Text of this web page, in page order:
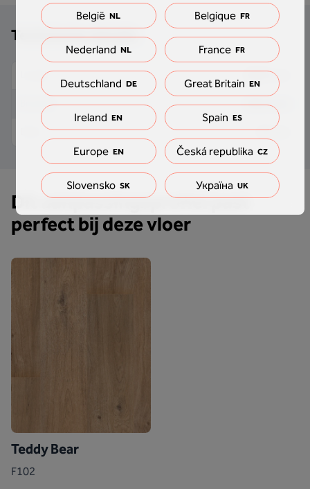
Technische details
Lengte 2000 mm
Breedte 40.5 mm
10 mm
Dit aanpassingsprofiel past
perfect bij deze vloer
Teddy Bear
F102
België NL Belgique FR
Nederland NL France FR
Deutschland DE Great Britain EN
Ireland EN Spain ES
Europe EN Česká republika CZ
Slovensko SK Україна UK